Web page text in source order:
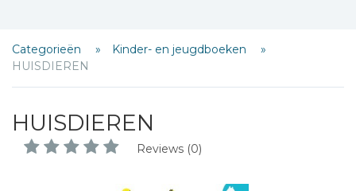
Categorieën
Kinder- en jeugdboeken
HUISDIEREN
HUISDIEREN
Reviews (0)